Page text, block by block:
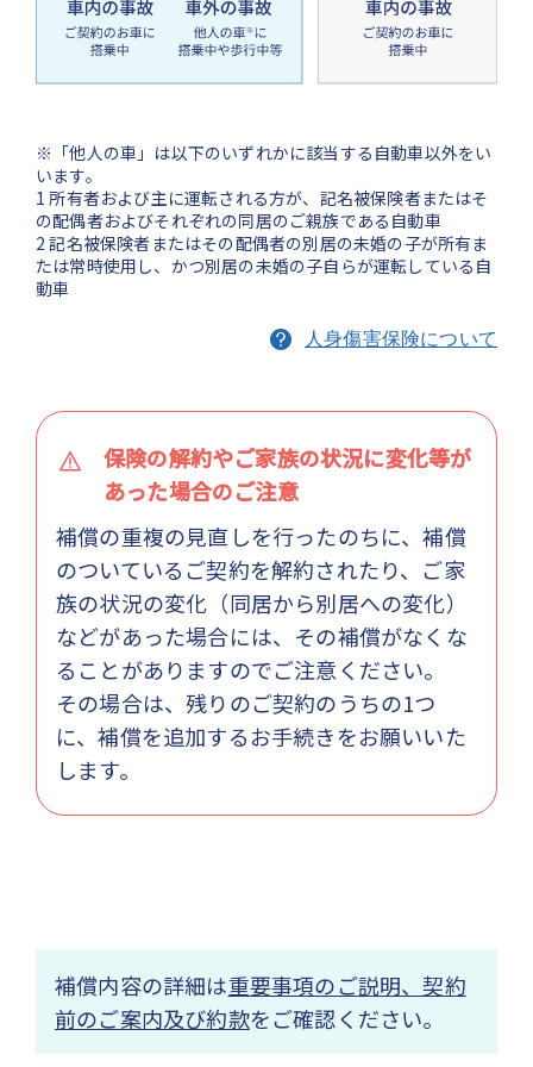
※「他人の車」は以下のいずれかに該当する自動車以外をい
います。
1 所有者および主に運転される方が、記名被保険者またはそ
の配偶者およびそれぞれの同居のご親族である自動車
2 記名被保険者またはその配偶者の別居の未婚の子が所有ま
たは常時使用し、かつ別居の未婚の子自らが運転している自
動車
人身傷害保険について
保険の解約やご家族の状況に変化等が
あった場合のご注意
補償の重複の見直しを行ったのちに、補償
のついているご契約を解約されたり、ご家
族の状況の変化（同居から別居への変化）
などがあった場合には、その補償がなくな
ることがありますのでご注意ください。
その場合は、残りのご契約のうちの1つ
に、補償を追加するお手続きをお願いいた
します。
補償内容の詳細は重要事項のご説明、契約
前のご案内及び約款をご確認ください。